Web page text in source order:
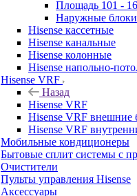
Площадь 101 -
Наружные блоки
Hisense кассетные
Hisense канальные
Hisense колонные
Hisense напольно-
Hisense VRF
Назад
Hisense VRF
Hisense VRF внешние
Hisense VRF
Мобильные кондиционеры
Бытовые сплит системы с
Очистители
Пульты управления Hisense
Аксессуары